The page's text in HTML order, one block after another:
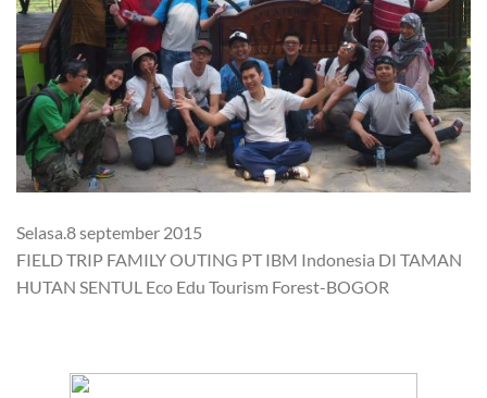
Selasa.8 september 2015
FIELD TRIP FAMILY OUTING PT IBM Indonesia DI TAMAN
HUTAN SENTUL Eco Edu Tourism Forest-BOGOR